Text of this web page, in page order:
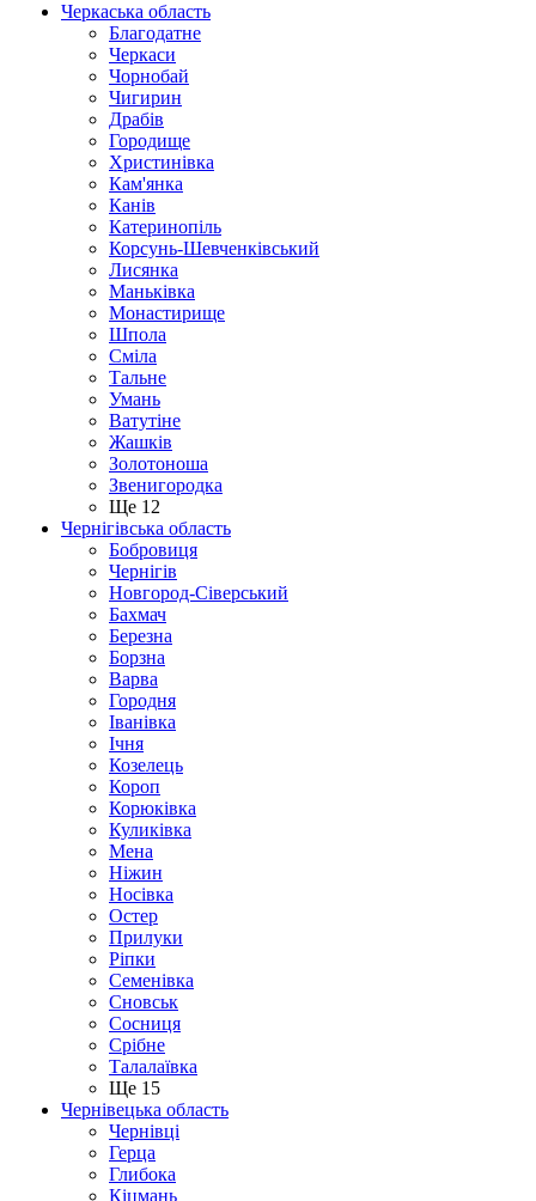
Черкаська область
Благодатне
Черкаси
Чорнобай
Чигирин
Драбів
Городище
Христинівка
Кам'янка
Канів
Катеринопіль
Корсунь-Шевченківський
Лисянка
Маньківка
Монастирище
Шпола
Сміла
Тальне
Умань
Ватутіне
Жашків
Золотоноша
Звенигородка
Ще 12
Чернігівська область
Бобровиця
Чернігів
Новгород-Сіверський
Бахмач
Березна
Борзна
Варва
Городня
Іванівка
Ічня
Козелець
Короп
Корюківка
Куликівка
Мена
Ніжин
Носівка
Остер
Прилуки
Ріпки
Семенівка
Сновськ
Сосниця
Срібне
Талалаївка
Ще 15
Чернівецька область
Чернівці
Герца
Глибока
Кіцмань